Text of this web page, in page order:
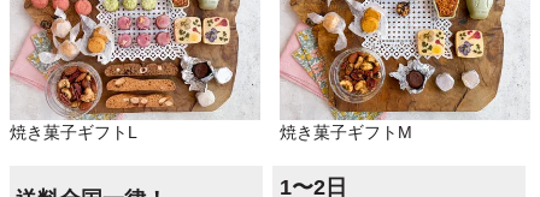
焼き菓子ギフトL 焼き菓子ギフトM
1〜2日